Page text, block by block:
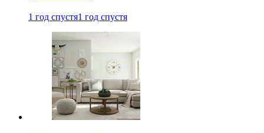
1 год спустя1 год спустя